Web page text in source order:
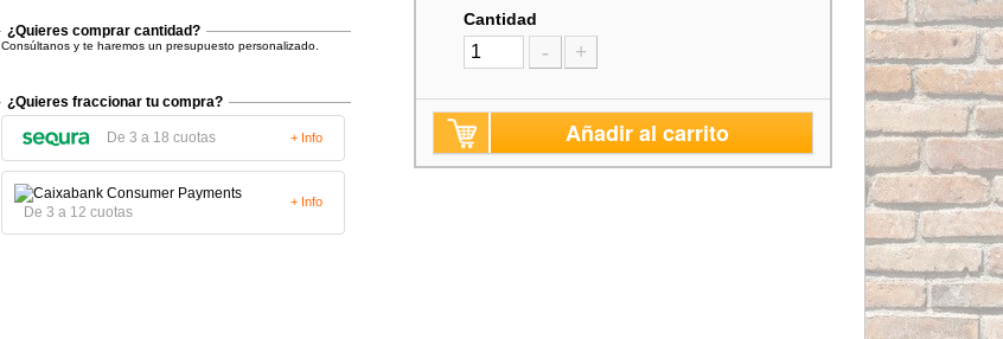
¿Quieres comprar cantidad?
Consúltanos y te haremos un presupuesto personalizado.
¿Quieres fraccionar tu compra?
De 3 a 18 cuotas + Info
De 3 a 12 cuotas
+ Info
Cantidad
- +
Añadir al carrito